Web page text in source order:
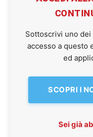
Sottoscrivi uno
accesso a questo
ed
SCOPRI I
Sei già